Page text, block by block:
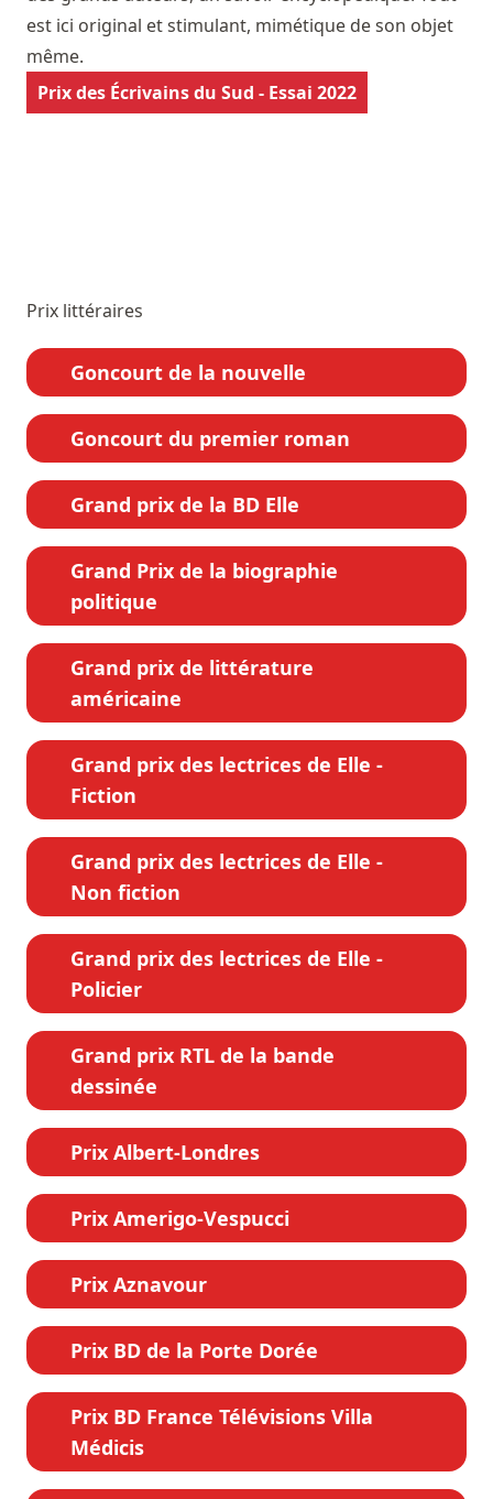
est ici original et stimulant, mimétique de son objet
même.
Prix des Écrivains du Sud - Essai 2022
Prix littéraires
Goncourt de la nouvelle
Goncourt du premier roman
Grand prix de la BD Elle
Grand Prix de la biographie
politique
Grand prix de littérature
américaine
Grand prix des lectrices de Elle -
Fiction
Grand prix des lectrices de Elle -
Non fiction
Grand prix des lectrices de Elle -
Policier
Grand prix RTL de la bande
dessinée
Prix Albert-Londres
Prix Amerigo-Vespucci
Prix Aznavour
Prix BD de la Porte Dorée
Prix BD France Télévisions Villa
Médicis